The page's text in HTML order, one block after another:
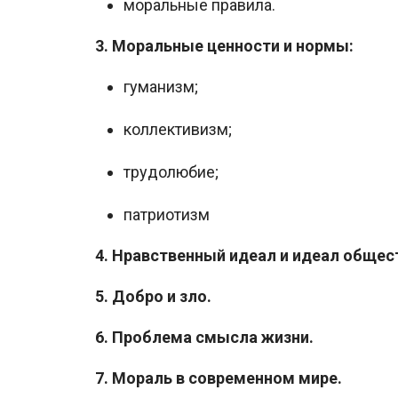
моральные правила.
3. Моральные ценности и нормы:
гуманизм;
коллективизм;
трудолюбие;
патриотизм
4. Нравственный идеал и идеал
5. Добро и зло.
6. Проблема смысла жизни.
7. Мораль в современном мире.